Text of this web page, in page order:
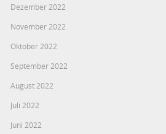
Dezember 2022
November 2022
Oktober 2022
September 2022
August 2022
Juli 2022
Juni 2022